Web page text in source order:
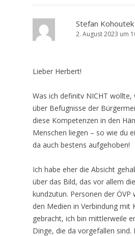
Stefan Kohoutek
2. August 2023 um
Lieber Herbert!
Was ich definitv NICHT wollte,
über Befugnisse der
diese Kompetenzen in den
Menschen liegen – so wie du
da auch bestens aufgehoben!
Ich habe eher die Absicht
über das Bild, das vor allem
kundzutun. Personen der
den Medien in Verbindung mit
gebracht, ich bin mittlerweile
Dinge, die da vorgefallen